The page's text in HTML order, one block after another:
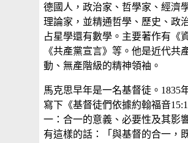
德國人，政治家、哲學家、經濟
理論家，並精通哲學、歷史、政
占星學還有數學。主要著作有《
《共產黨宣言》等。他是近代共
動、無產階級的精神領袖。
馬克思早年是一名基督徒。1835
寫下《基督徒們依據約翰福音
一：合一的意義、必要性及其影
有這樣的話：「與基督的合一，